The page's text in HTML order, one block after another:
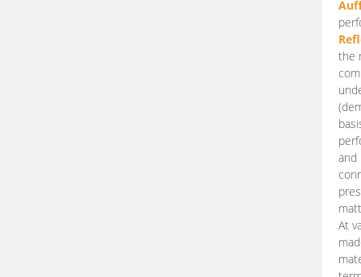
the
and
At